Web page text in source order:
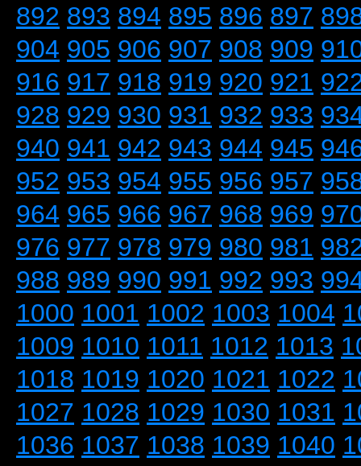
892 893 894 895 896 897
904 905 906 907 908 909
916 917 918 919 920 921
928 929 930 931 932 933
940 941 942 943 944 945
952 953 954 955 956 957
964 965 966 967 968 969
976 977 978 979 980 981
988 989 990 991 992 993
1000 1001 1002 1003 1004
1009 1010 1011 1012 1013
1018 1019 1020 1021 1022
1027 1028 1029 1030 1031
1036 1037 1038 1039 1040